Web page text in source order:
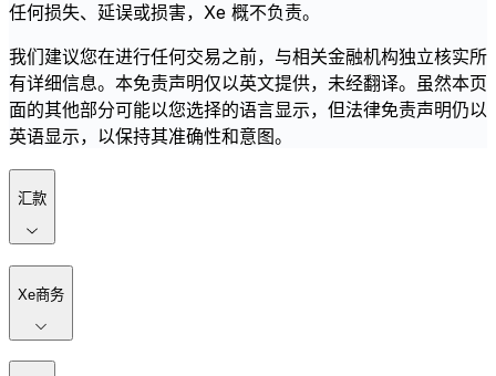
任何损失、延误或损害，Xe 概不负责。
我们建议您在进行任何交易之前，与相关金融机构独立核实所
有详细信息。本免责声明仅以英文提供，未经翻译。虽然本页
面的其他部分可能以您选择的语言显示，但法律免责声明仍以
英语显示，以保持其准确性和意图。
汇款
Xe商务